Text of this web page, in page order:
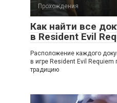
Прохождения
Как найти все
в Resident Evil
Расположение каждого
в игре Resident Evil
традицию